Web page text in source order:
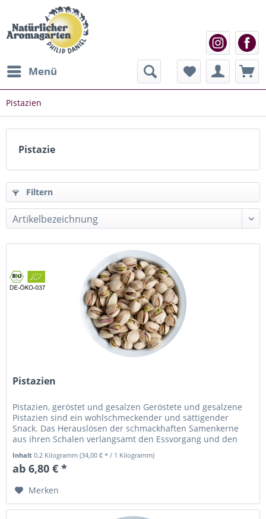
Menü
Pistazien
Pistazie
Filtern
Pistazien
Pistazien, geröstet und gesalzen Geröstete und gesalzene
Pistazien sind ein wohlschmeckender und sättigender
Snack. Das Herauslösen der schmackhaften Samenkerne
aus ihren Schalen verlangsamt den Essvorgang und den
Inhalt0.2 Kilogramm(34,00 € * / 1 Kilogramm)
ab 6,80 € *
Merken